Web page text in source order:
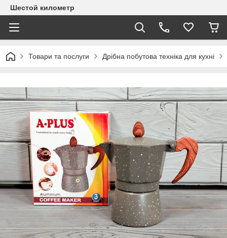
Шестой километр
Товари та послуги Дрібна побутова техніка для кухні